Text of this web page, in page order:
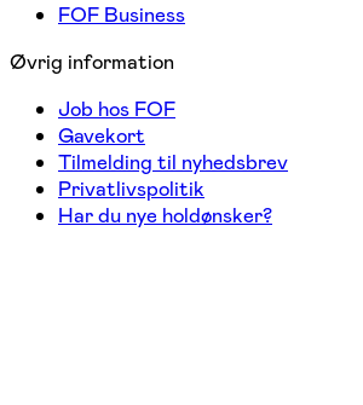
FOF Business
Øvrig information
Job hos FOF
Gavekort
Tilmelding til nyhedsbrev
Privatlivspolitik
Har du nye holdønsker?